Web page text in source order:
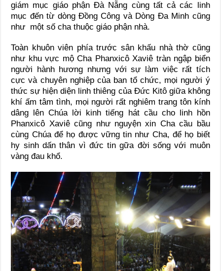
giám mục giáo phận Đà Nẵng cùng tất cả các linh
mục đến từ dòng Đồng Công và Dòng Đa Minh cũng
như một số cha thuộc giáo phận nhà.
Toàn khuôn viên phía trước sân khấu nhà thờ cũng
như khu vực mộ Cha Phanxicô Xaviê tràn ngập biển
người hành hương nhưng với sự làm việc rất tích
cực và chuyên nghiệp của ban tổ chức, mọi người ý
thức sự hiện diện linh thiêng của Đức Kitô giữa không
khí ấm tâm tình, mọi người rất nghiêm trang tôn kính
dâng lên Chúa lời kinh tiếng hát cầu cho linh hồn
Phanxicô Xaviê cũng như nguyện xin Cha cầu bầu
cùng Chúa để họ được vững tin như Cha, để họ biết
hy sinh dấn thân vì đức tin gữa đời sống với muôn
vàng đau khổ.